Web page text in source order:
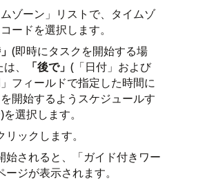
ムゾーン」リストで、タイムゾ
ードを選択します。
(即時にタスクを開始する場
、
「後で」 (「日付」および
」フィールドで指定した時間に
開始するようスケジュールす
選択します。
リックします。
始されると、「ガイド付きワー
ージが表示されます。